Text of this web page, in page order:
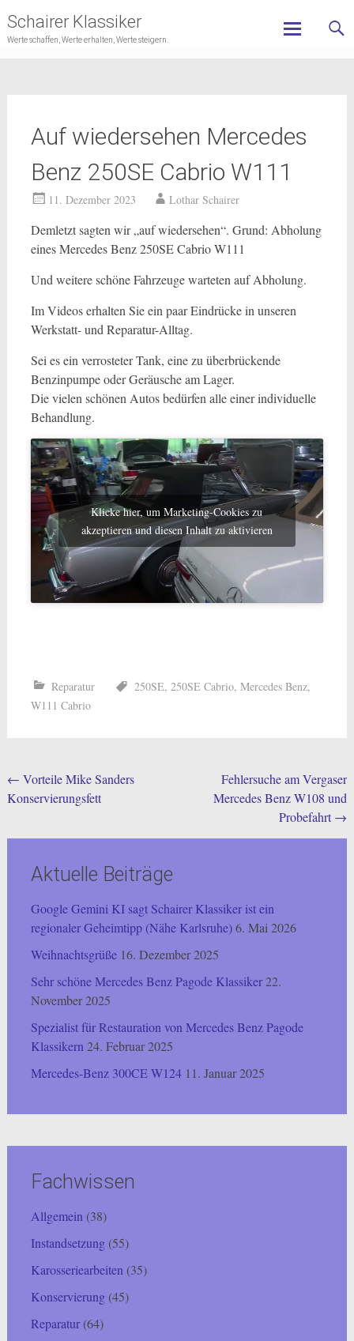
Schairer Klassiker
Werte schaffen, Werte erhalten, Werte steigern.
Auf wiedersehen Mercedes
Benz 250SE Cabrio W111
11. Dezember 2023 Lothar Schairer
Demletzt sagten wir „auf wiedersehen“. Grund: Abholung
eines Mercedes Benz 250SE Cabrio W111
Und weitere schöne Fahrzeuge warteten auf Abholung.
Im Videos erhalten Sie ein paar Eindrücke in unseren
Werkstatt- und Reparatur-Alltag.
Sei es ein verrosteter Tank, eine zu überbrückende
Benzinpumpe oder Geräusche am Lager.
Die vielen schönen Autos bedürfen alle einer individuelle
Behandlung.
Klicke hier, um Marketing-Cookies zu
akzeptieren und diesen Inhalt zu aktivieren
Reparatur 250SE, 250SE Cabrio, Mercedes Benz,
W111 Cabrio
Post
navigation
← Vorteile Mike Sanders
Konservierungsfett
Fehlersuche am Vergaser
Mercedes Benz W108 und
Probefahrt →
Aktuelle Beiträge
Google Gemini KI sagt Schairer Klassiker ist ein
regionaler Geheimtipp (Nähe Karlsruhe)6. Mai 2026
Weihnachtsgrüße 16. Dezember 2025
Sehr schöne Mercedes Benz Pagode Klassiker22.
November 2025
Spezialist für Restauration von Mercedes Benz Pagode
Klassikern 24. Februar 2025
Mercedes-Benz 300CE W124 11. Januar 2025
Fachwissen
Allgemein (38)
Instandsetzung(55)
Karosseriearbeiten (35)
Konservierung(45)
Reparatur(64)